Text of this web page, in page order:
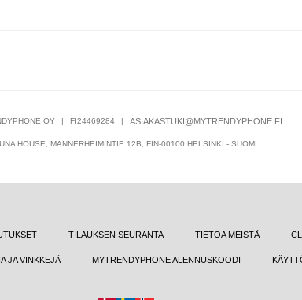
OY | FI24469284 | ASIAKASTUKI@MYTRENDYPHONE.FI
HOUSE, MANNERHEIMINTIE 12B, FIN-00100 HELSINKI - SUOMI
TILAUKSEN SEURANTA TIETOA MEISTÄ
JA VINKKEJÄ MYTRENDYPHONE ALENNUSKOODI